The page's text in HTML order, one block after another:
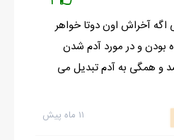
شروع مطالعه آنلاین رمان
اگه آخراش اون دوتا خواهر
بودن و در مورد آدم شدن
و همگی به آدم تبدیل می
۱۱ ماه پیش